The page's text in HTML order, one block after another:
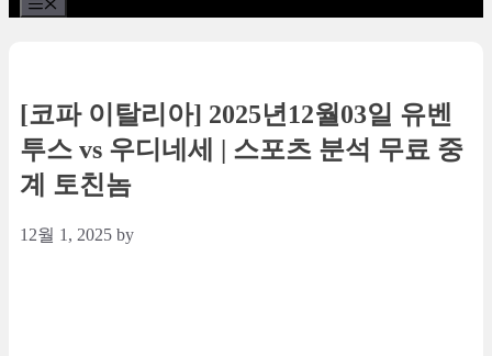
[코파 이탈리아] 2025년12월03일 유벤
투스 vs 우디네세 | 스포츠 분석 무료 중
계 토친놈
12월 1, 2025 by